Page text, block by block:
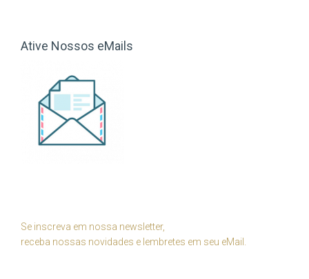
Ative Nossos eMails
Se inscreva em nossa newsletter,
receba nossas novidades e lembretes em seu eMail.